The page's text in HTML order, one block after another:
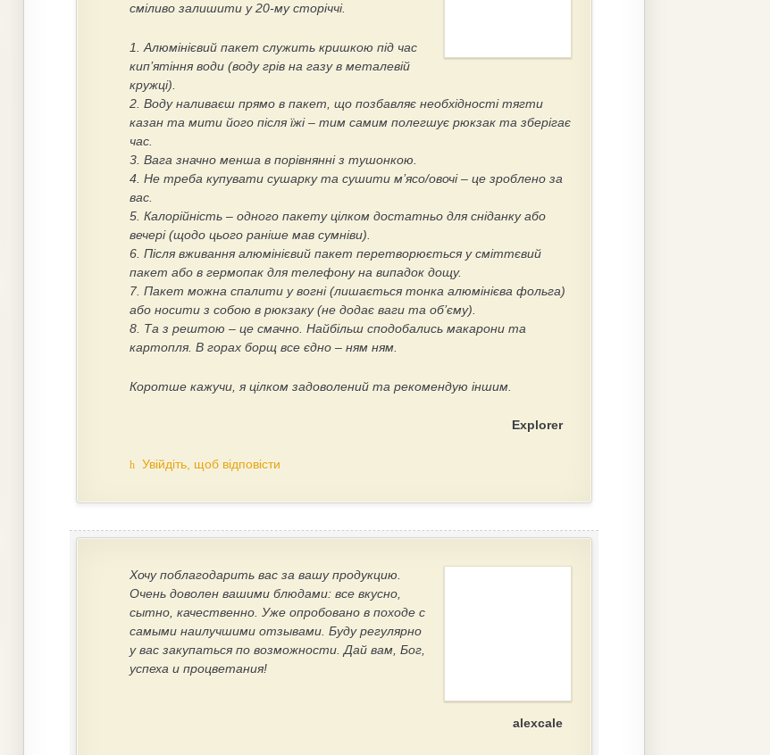
сміливо залишити у 20-му сторіччі.
1. Алюмінієвий пакет служить кришкою під час
кип’ятіння води (воду грів на газу в металевій
кружці).
2. Воду наливаєш прямо в пакет, що позбавляє необхідності тягти
казан та мити його після їжі – тим самим полегшує рюкзак та зберігає
час.
3. Вага значно менша в порівнянні з тушонкою.
4. Не треба купувати сушарку та сушити м’ясо/овочі – це зроблено за
вас.
5. Калорійність – одного пакету цілком достатньо для сніданку або
вечері (щодо цього раніше мав сумніви).
6. Після вживання алюмінієвий пакет перетворюється у сміттєвий
пакет або в гермопак для телефону на випадок дощу.
7. Пакет можна спалити у вогні (лишається тонка алюмінієва фольга)
або носити з собою в рюкзаку (не додає ваги та об’єму).
8. Та з рештою – це смачно. Найбільш сподобались макарони та
картопля. В горах борщ все єдно – ням ням.
Коротше кажучи, я цілком задоволений та рекомендую іншим.
Explorer
Увійдіть, щоб відповісти
Хочу поблагодарить вас за вашу продукцию.
Очень доволен вашими блюдами: все вкусно,
сытно, качественно. Уже опробовано в походе с
самыми наилучшими отзывами. Буду регулярно
у вас закупаться по возможности. Дай вам, Бог,
успеха и процветания!
alexcale